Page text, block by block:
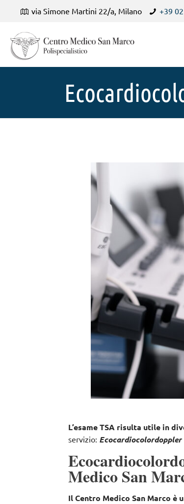
via Simone Martini 22/a, Milano +39
L’esame TSA risulta utile in
servizio: Ecocardiocolordoppler
Medico San
Il Centro Medico San Marco